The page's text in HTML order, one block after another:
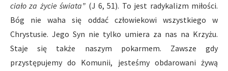
ciało za życieświata” (J 6, 51). To jest radykalizm miłości.
Bóg nie waha się oddać człowiekowi wszystkiego w
Chrystusie. Jego Syn nie tylko umiera za nas na Krzyżu.
Staje się także naszym pokarmem. Zawsze gdy
przystępujemy do Komunii, jesteśmy obdarowani żywą